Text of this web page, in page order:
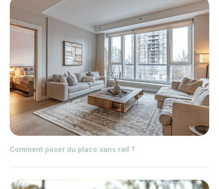
Comment poser du placo sans rail ?